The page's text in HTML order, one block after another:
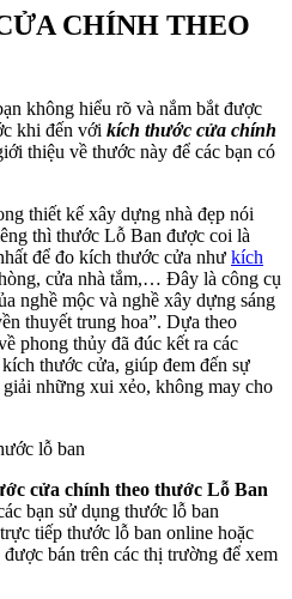
CHÍNH THEO
không hiểu rõ và nắm bắt được
khi đến với kích thước cửa chính
thiệu về thước này để các bạn có
thiết kế xây dựng nhà đẹp nói
thì thước Lỗ Ban được coi là
để đo kích thước cửa như kích
cửa nhà tắm,… Đây là công cụ
nghề mộc và nghề xây dựng sáng
thuyết trung hoa”. Dựa theo
phong thủy đã đúc kết ra các
thước cửa, giúp đem đến sự
những xui xẻo, không may cho
cửa chính theo thước Lỗ Ban
bạn sử dụng thước lỗ ban
tiếp thước lỗ ban online hoặc
bán trên các thị trường để xem